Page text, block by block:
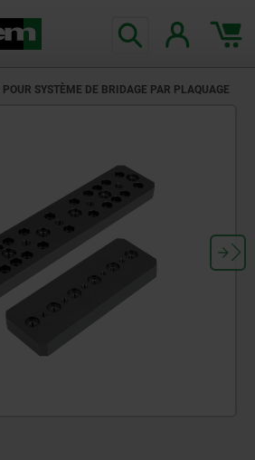
SYSTÈME DE BRIDAGE PAR PLAQUAGE